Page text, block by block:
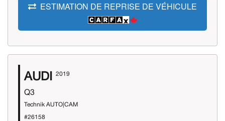
ESTIMATION DE REPRISE DE VÉHICULE
AUDI 2019
Q3
Technik AUTO|CAM
#26158